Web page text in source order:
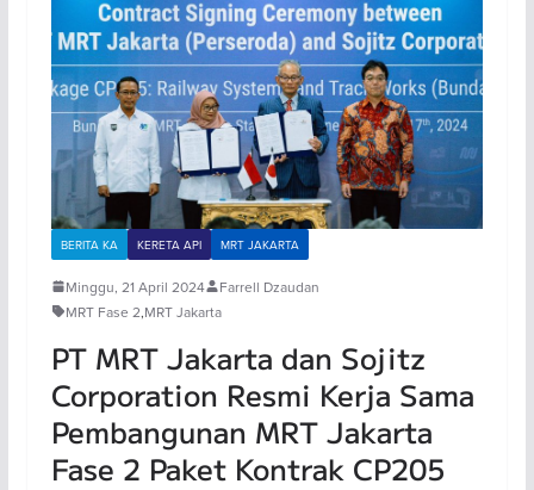
BERITA KA KERETA API MRT JAKARTA
Minggu, 21 April 2024
Farrell Dzaudan
MRT Fase 2,MRT Jakarta
PT MRT Jakarta dan Sojitz
Corporation Resmi Kerja Sama
Pembangunan MRT Jakarta
Fase 2 Paket Kontrak CP205